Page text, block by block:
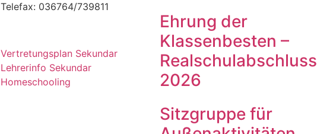
Telefax: 036764/739811
Vertretungsplan Sekundar
Lehrerinfo Sekundar
Homeschooling
Ehrung der
Klassenbesten –
Realschulabschluss
2026
Sitzgruppe für